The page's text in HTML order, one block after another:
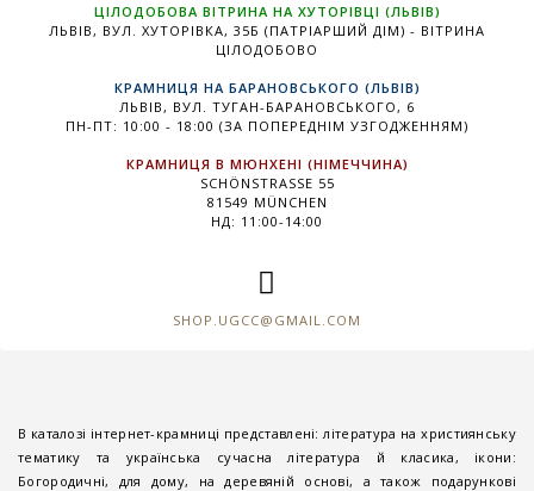
ЦІЛОДОБОВА ВІТРИНА НА ХУТОРІВЦІ (ЛЬВІВ)
ЛЬВІВ, ВУЛ. ХУТОРІВКА, 35Б (ПАТРІАРШИЙ ДІМ) - ВІТРИНА
ЦІЛОДОБОВО
КРАМНИЦЯ НА БАРАНОВСЬКОГО (ЛЬВІВ)
ЛЬВІВ, ВУЛ. ТУГАН-БАРАНОВСЬКОГО, 6
ПН-ПТ: 10:00 - 18:00 (ЗА ПОПЕРЕДНІМ УЗГОДЖЕННЯМ)
КРАМНИЦЯ В МЮНХЕНІ (НІМЕЧЧИНА)
SCHÖNSTRASSE 55
81549 MÜNCHEN
НД: 11:00-14:00
SHOP.UGCC@GMAIL.COM
В каталозі інтернет-крамниці представлені: література на християнську
тематику та українська сучасна література й класика, ікони:
Богородичні, для дому, на деревяній основі, а також подарункові